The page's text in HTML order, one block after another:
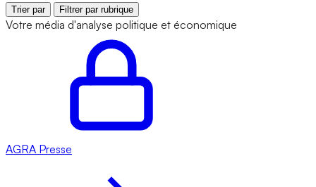
Trier par Filtrer par rubrique
Votre média d'analyse politique et économique
AGRA Presse